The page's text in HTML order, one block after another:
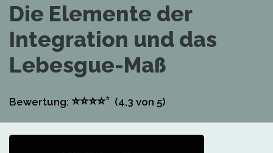
Die Elemente der
Integration und das
Lebesgue-Maß
Bewertung: ⭐⭐⭐⭐⭐ (4,3 von 5)